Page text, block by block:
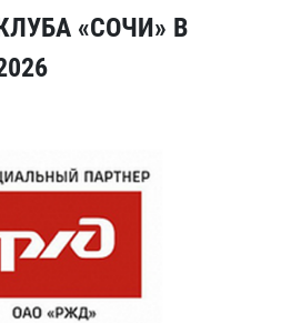
«СОЧИ» В